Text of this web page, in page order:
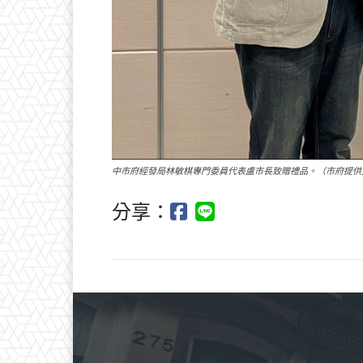
中市府經發局林敏棋專門委員代表盧市長致贈禮品。（市府提
分享：